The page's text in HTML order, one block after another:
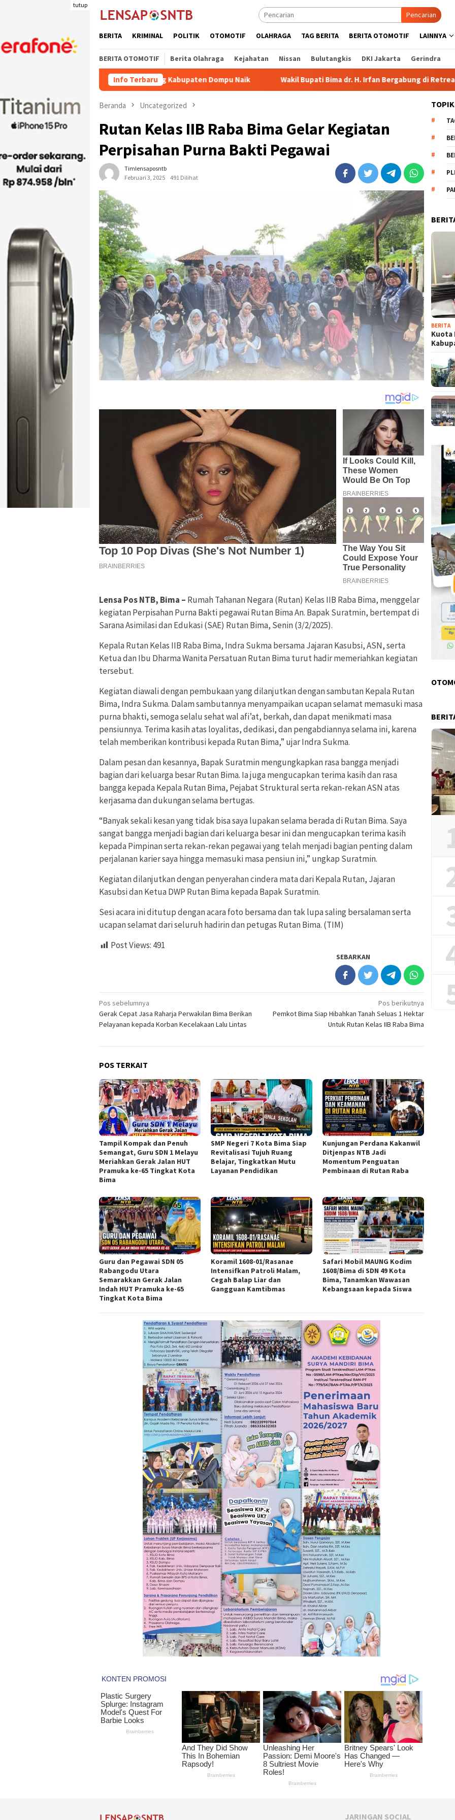
tutup
Pencarian
BERITA KRIMINAL POLITIK OTOMOTIF OLAHRAGA TAG BERITA BERITA OTOMOTIF LAINNYA
BERITA OTOMOTIF Berita Olahraga Kejahatan Nissan Bulutangkis DKI Jakarta Gerindra
Info Terbaru
Pengiriman Ternak Potong Kabupaten Dompu Naik Wakil Bupati Bima dr. H. Irfan Bergabung di Retreat Magelang
Beranda Uncategorized
Rutan Kelas IIB Raba Bima Gelar Kegiatan
Perpisahan Purna Bakti Pegawai
Timlensaposntb
Februari 3, 2025
491 Dilihat
Lensa Pos NTB, Bima – Rumah Tahanan Negara (Rutan) Kelas IIB Raba Bima, menggelar
kegiatan Perpisahan Purna Bakti pegawai Rutan Bima An. Bapak Suratmin, bertempat di
Sarana Asimilasi dan Edukasi (SAE) Rutan Bima, Senin (3/2/2025).
Kepala Rutan Kelas IIB Raba Bima, Indra Sukma bersama Jajaran Kasubsi, ASN, serta
Ketua dan Ibu Dharma Wanita Persatuan Rutan Bima turut hadir memeriahkan kegiatan
tersebut.
Kegiatan diawali dengan pembukaan yang dilanjutkan dengan sambutan Kepala Rutan
Bima, Indra Sukma. Dalam sambutannya menyampaikan ucapan selamat memasuki masa
purna bhakti, semoga selalu sehat wal afi’at, berkah, dan dapat menikmati masa
pensiunnya. Terima kasih atas loyalitas, dedikasi, dan pengabdiannya selama ini, karena
telah memberikan kontribusi kepada Rutan Bima,” ujar Indra Sukma.
Dalam pesan dan kesannya, Bapak Suratmin mengungkapkan rasa bangga menjadi
bagian dari keluarga besar Rutan Bima. Ia juga mengucapkan terima kasih dan rasa
bangga kepada Kepala Rutan Bima, Pejabat Struktural serta rekan-rekan ASN atas
kerjasama dan dukungan selama bertugas.
“Banyak sekali kesan yang tidak bisa saya lupakan selama berada di Rutan Bima. Saya
sangat bangga menjadi bagian dari keluarga besar ini dan mengucapkan terima kasih
kepada Pimpinan serta rekan-rekan pegawai yang telah menjadi bagian penting dalam
perjalanan karier saya hingga memasuki masa pensiun ini,” ungkap Suratmin.
Kegiatan dilanjutkan dengan penyerahan cindera mata dari Kepala Rutan, Jajaran
Kasubsi dan Ketua DWP Rutan Bima kepada Bapak Suratmin.
Sesi acara ini ditutup dengan acara foto bersama dan tak lupa saling bersalaman serta
ucapan selamat dari seluruh hadirin dan petugas Rutan Bima. (TIM)
Post Views: 491
SEBARKAN
Navigasi
pos
Pos sebelumnya
Gerak Cepat Jasa Raharja Perwakilan Bima Berikan
Pelayanan kepada Korban Kecelakaan Lalu Lintas
Pos berikutnya
Pemkot Bima Siap Hibahkan Tanah Seluas 1 Hektar
Untuk Rutan Kelas IIB Raba Bima
POS TERKAIT
Tampil Kompak dan Penuh
Semangat, Guru SDN 1 Melayu
Meriahkan Gerak Jalan HUT
Pramuka ke-65 Tingkat Kota
Bima
SMP Negeri 7 Kota Bima Siap
Revitalisasi Tujuh Ruang
Belajar, Tingkatkan Mutu
Layanan Pendidikan
Kunjungan Perdana Kakanwil
Ditjenpas NTB Jadi
Momentum Penguatan
Pembinaan di Rutan Raba
Guru dan Pegawai SDN 05
Rabangodu Utara
Semarakkan Gerak Jalan
Indah HUT Pramuka ke-65
Tingkat Kota Bima
Koramil 1608-01/Rasanae
Intensifkan Patroli Malam,
Cegah Balap Liar dan
Gangguan Kamtibmas
Safari Mobil MAUNG Kodim
1608/Bima di SDN 49 Kota
Bima, Tanamkan Wawasan
Kebangsaan kepada Siswa
BERITA
Kuota
JARINGAN SOCIAL